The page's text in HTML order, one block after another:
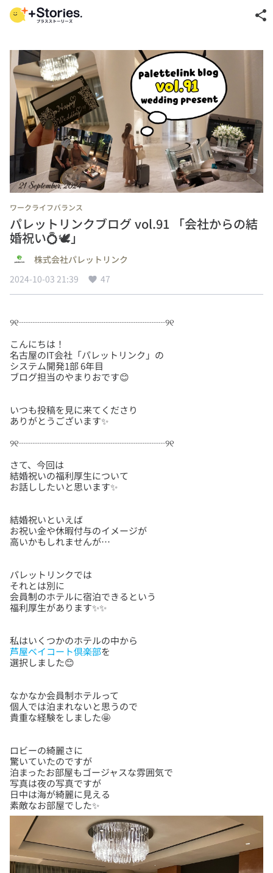
share
ワークライフバランス
パレットリンクブログ vol.91 「会社からの結
婚祝い💍🕊️」
株式会社パレットリンク
2024-10-03 21:39
47
こんにちは！
名古屋のIT会社「パレットリンク」の
システム開発1部 6年目
いつも投稿を見に来てくださり
さて、今回は
結婚祝いの福利厚生について
結婚祝いといえば
お祝い金や休暇付与のイメージが
パレットリンクでは
それとは別に
会員制のホテルに宿泊できるという
芦屋ベイコート倶楽部を
なかなか会員制ホテルって
個人では泊まれないと思うので
ロビーの綺麗さに
驚いていたのですが
泊まったお部屋もゴージャスな雰囲気で
写真は夜の写真ですが
日中は海が綺麗に見える